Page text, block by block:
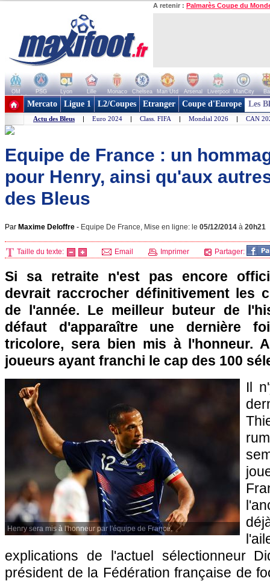
A retenir : Palmarès Coupe du
OM PSG Lyon Lille Monaco Chelsea Man Utd Arsenal Liverpool ManCity
+ de clubs
Mercato Ligue 1 L2/Coupes Etranger Coupe d'Europe Les
Actu des Bleus | Euro 2024 | Class. FIFA | Mondial 2026 | CAN
Equipe de France : un
pour Henry, ainsi qu'aux
des Bleus
Par Maxime Deloffre - Equipe De France, Mise en ligne: le 05/12/2014 à 20h21
Taille du texte: Email Imprimer Partager:
Si sa retraite n'est pas encore
devrait raccrocher définitivement les
de l'année. Le meilleur buteur de
défaut d'apparaître une dernière
tricolore, sera bien mis à l'honneur.
joueurs ayant franchi le cap des 100
Henry sera mis à l'honneur par l'équipe de France.
Il
explications de l'actuel sélectionneur
président de la Fédération française de